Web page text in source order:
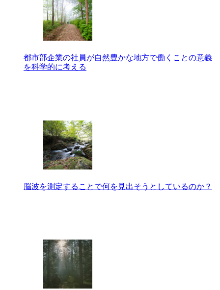
都市部企業の社員が自然豊かな地方で働くことの意義
を科学的に考える
脳波を測定することで何を見出そうとしているのか？